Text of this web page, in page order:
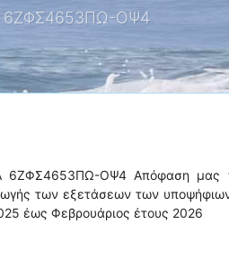
6ΖΦΣ4653ΠΩ-ΟΨ4
6ΖΦΣ4653ΠΩ-ΟΨ4 Απόφαση μας
των εξετάσεων των
έως Φεβρουάριος έτους 2026